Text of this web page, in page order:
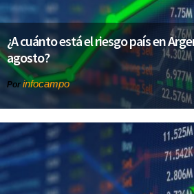
¿A cuánto está el riesgo país en
agosto?
Por infocampo